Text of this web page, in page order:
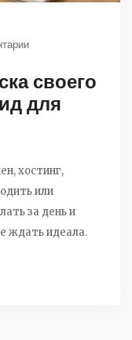
своего
для
хостинг,
или
за день и
ждать идеала.